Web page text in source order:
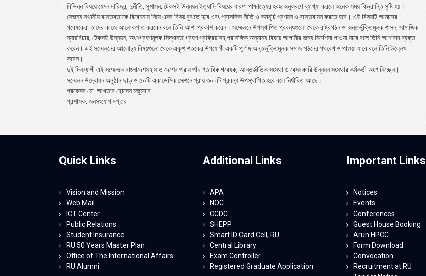
বিভিন্ন বিষয়ে যেমন দারিদ্র, দুর্নীতি, সুশাসন, টেকসই উন্নয়ন ইত্যাদি বিষয়ের ধারণা পাশ্চাত্যের হবহু অনুকরণে ব্যাখ্যা করলে অনেক সময় বিভ্রান্তি সৃষ্টি হয়।
সেজন্য স্থানীয় বাস্তবতাকে বিবেচনায় নিয়ে এসব বিষয় বুঝতে হবে এবং প্রাসঙ্গিক নীতি ও কর্মসূচি প্রণয়ন ও বাস্তবায়ন করতে হবে। এই বিষয়টি আমাদের
গবেষকেরা তাদের কাজে আলোকপাত করবেন বলে তিনি আশা প্রকাশ করেন। সম্মেলনে উপস্থাপিত প্রবন্ধগুলো থেকে রাষ্ট্রগঠন ও অন্তর্ভুক্তিমূলক শাসন, সামাজিক
ন্যায়বিচার, টেকসই উন্নয়ন, অংশগ্রহণমূলক সিদ্ধান্ত গ্রহণ প্রক্রিয়াসহ প্রাসঙ্গিক অন্যান্য বিষয়ে আগামীর জন্য নির্দেশনা পাওয়া যাবে বলে তিনি আশাবাদ ব্যক্ত
করেন। এই সম্মেলনের আলোচ্য বিষয়গুলো থেকে একুশ শতকের উপযোগী একটি পূর্ণাঙ্গ অন্তর্ভুক্তিমূলক সমাজ গঠনের পথরেখাও পাওয়া যাবে বলে তিনি উল্লেখ
করেন।
দুই দিনব্যাপী এই সম্মেলনে বাংলাদেশসহ সাত দেশের প্রায় পাঁচ শতাধিক গবেষক, আন্তর্জাতিক সংস্থা ও বেসরকারি উন্নয়ন সংস্থার কর্মকর্তা অংশ নিচ্ছেন।
সম্মেলন উদ্বোধন অনুষ্ঠান ছাড়াও ৫০টি একাডেমিক সেশনে প্রায় ৩০০টি প্রবন্ধ উপস্থাপিত হবে বলে নির্ধারিত আছে।
প্রফেসর মো. আখতার হোসেন মজুমদার
প্রশাসক, জনসংযোগ দপ্তর
Quick Links
Vision and Mission
Web Mail
ICT Center
Public Relations
Student Insurance
RU 50 Years Master Plan
Office of The International Affairs
RU Alumni
Additional Links
APA
NOC
CCDC
SHEPP
Smart ID Card Cell, RU
Central Library
Exam Controller
Registered Graduate Application
Important Links
Notices
Events
Conferences
Guest House Booking
Arun HPCC
Form Download
Convocation
Recruitment at RU